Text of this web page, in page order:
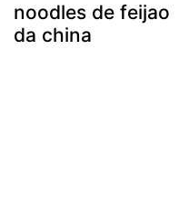
noodles de feijao
da china